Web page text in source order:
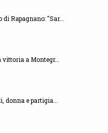
Rapagnano: "Sar...
a Montegr...
donna e partigia...